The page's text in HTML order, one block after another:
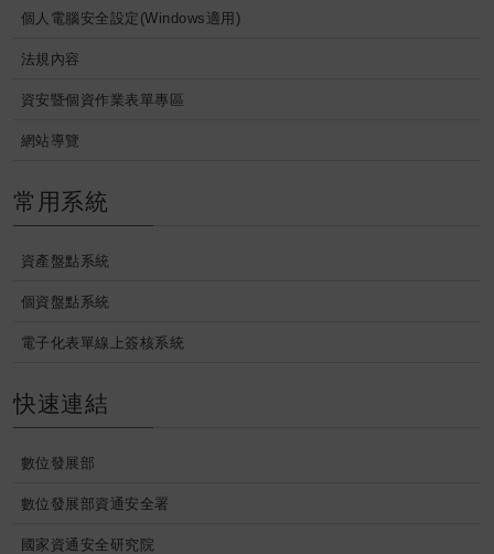
個人電腦安全設定(Windows適用)
法規內容
資安暨個資作業表單專區
網站導覽
常用系統
資產盤點系統
個資盤點系統
電子化表單線上簽核系統
快速連結
數位發展部
數位發展部資通安全署
國家資通安全研究院